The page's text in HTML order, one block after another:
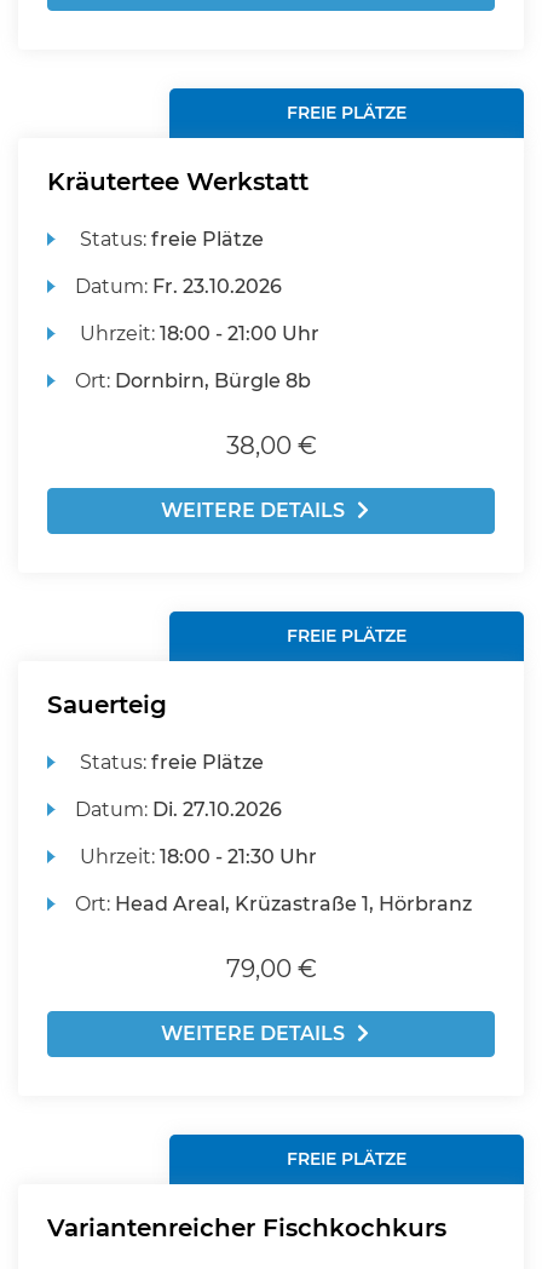
FREIE PLÄTZE
Kräutertee Werkstatt
Status:freie Plätze
Datum: Fr. 23.10.2026
Uhrzeit:18:00 - 21:00 Uhr
Ort: Dornbirn, Bürgle 8b
38,00 €
WEITERE DETAILS
FREIE PLÄTZE
Sauerteig
Status:freie Plätze
Datum: Di. 27.10.2026
Uhrzeit:18:00 - 21:30 Uhr
Ort: Head Areal, Krüzastraße 1, Hörbranz
79,00 €
WEITERE DETAILS
FREIE PLÄTZE
Variantenreicher Fischkochkurs